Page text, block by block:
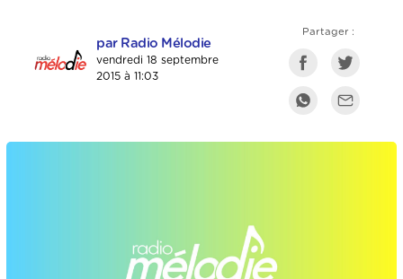
par Radio Mélodie
vendredi 18 septembre
2015 à 11:03
Partager :